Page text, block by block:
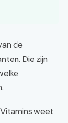
de
Die zijn
weet